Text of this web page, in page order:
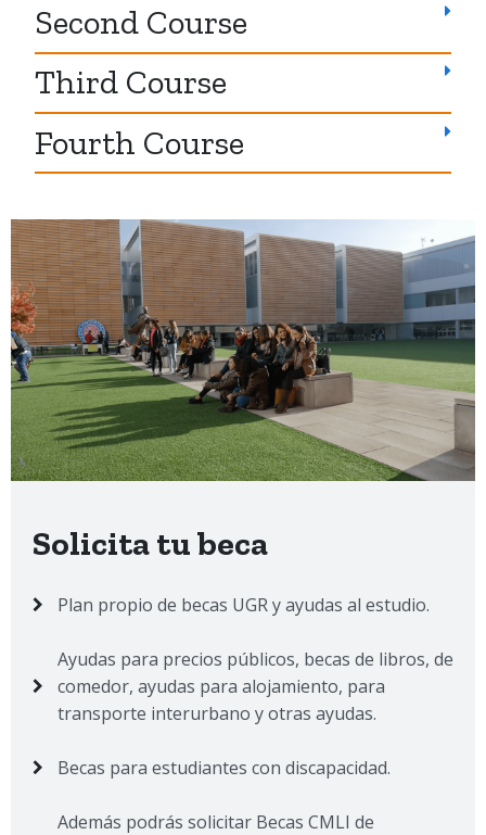
Second Course
Third Course
Fourth Course
Solicita tu beca
Plan propio de becas UGR y ayudas al estudio.
Ayudas para precios públicos, becas de libros, de
comedor, ayudas para alojamiento, para
transporte interurbano y otras ayudas.
Becas para estudiantes con discapacidad.
Además podrás solicitar Becas CMLI de